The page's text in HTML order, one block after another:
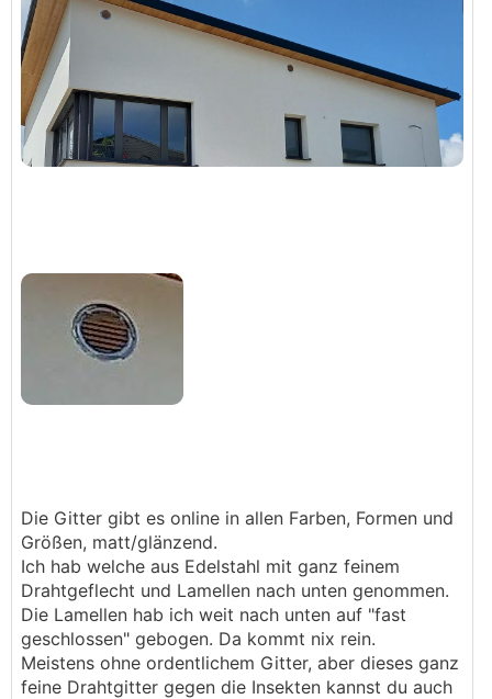
Die Gitter gibt es online in allen Farben, Formen und
Größen, matt/glänzend.
Ich hab welche aus Edelstahl mit ganz feinem
Drahtgeflecht und Lamellen nach unten genommen.
Die Lamellen hab ich weit nach unten auf "fast
geschlossen" gebogen. Da kommt nix rein.
Meistens ohne ordentlichem Gitter, aber dieses ganz
feine Drahtgitter gegen die Insekten kannst du auch